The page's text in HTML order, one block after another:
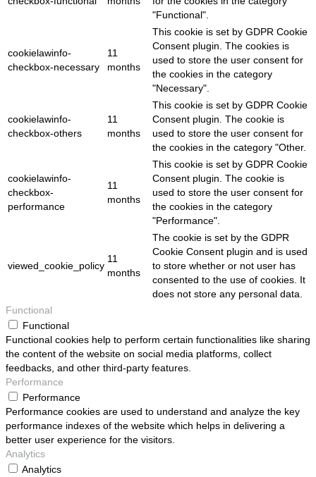
"Functional".
cookielawinfo-
checkbox-necessary
11
months
This cookie is set by GDPR Cookie
Consent plugin. The cookies is
used to store the user consent for
the cookies in the category
"Necessary".
cookielawinfo-
checkbox-others
11
months
This cookie is set by GDPR Cookie
Consent plugin. The cookie is
used to store the user consent for
the cookies in the category "Other.
cookielawinfo-
checkbox-
performance
11
months
This cookie is set by GDPR Cookie
Consent plugin. The cookie is
used to store the user consent for
the cookies in the category
"Performance".
viewed_cookie_policy
11
months
The cookie is set by the GDPR
Cookie Consent plugin and is used
to store whether or not user has
consented to the use of cookies. It
does not store any personal data.
Functional
Functional
Functional cookies help to perform certain functionalities like sharing
the content of the website on social media platforms, collect
feedbacks, and other third-party features.
Performance
Performance
Performance cookies are used to understand and analyze the key
performance indexes of the website which helps in delivering a
better user experience for the visitors.
Analytics
Analytics